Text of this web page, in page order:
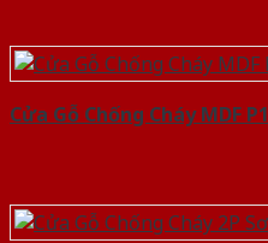
Cửa Gỗ Chống Cháy MDF